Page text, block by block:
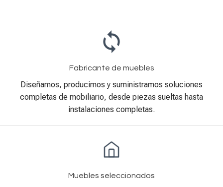
Fabricante de muebles
Diseñamos, producimos y suministramos soluciones
completas de mobiliario, desde piezas sueltas hasta
instalaciones completas.
Muebles seleccionados